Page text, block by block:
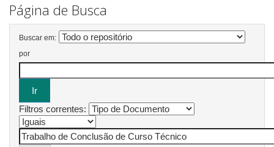
Página de Busca
Buscar em:
por
Filtros correntes: